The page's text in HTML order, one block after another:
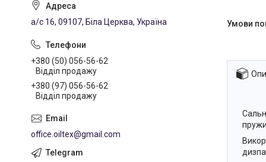
а/с 16, 09107, Біла Церква, Україна
+380 (50) 056-56-62
Відділ продажу
+380 (97) 056-56-62
Відділ продажу
office.oiltex@gmail.com